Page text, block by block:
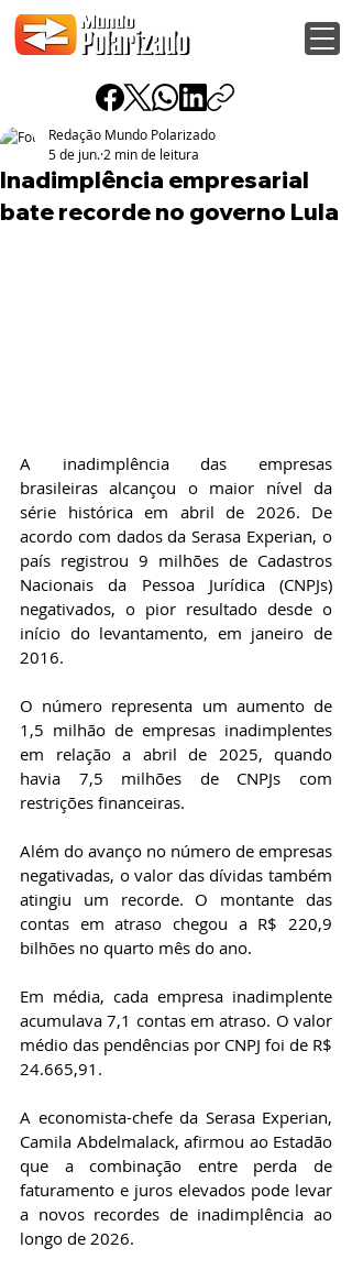
Inadimplência empresarial
bate recorde no governo Lula
Redação Mundo Polarizado
5 de jun. 2 min de leitura
A inadimplência das empresas
brasileiras alcançou o maior nível da
série histórica em abril de 2026. De
acordo com dados da Serasa Experian, o
país registrou 9 milhões de Cadastros
Nacionais da Pessoa Jurídica (CNPJs)
negativados, o pior resultado desde o
início do levantamento, em janeiro de
2016.
O número representa um aumento de
1,5 milhão de empresas inadimplentes
em relação a abril de 2025, quando
havia 7,5 milhões de CNPJs com
restrições financeiras.
Além do avanço no número de empresas
negativadas, o valor das dívidas também
atingiu um recorde. O montante das
contas em atraso chegou a R$ 220,9
bilhões no quarto mês do ano.
Em média, cada empresa inadimplente
acumulava 7,1 contas em atraso. O valor
médio das pendências por CNPJ foi de R$
24.665,91.
A economista-chefe da Serasa Experian,
Camila Abdelmalack, afirmou ao Estadão
que a combinação entre perda de
faturamento e juros elevados pode levar
a novos recordes de inadimplência ao
longo de 2026.